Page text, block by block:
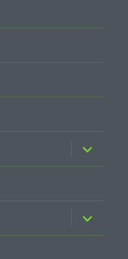
ouvrir
le
sous-
ouvrir
le
sous-